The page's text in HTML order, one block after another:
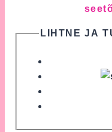
LIHTNE JA